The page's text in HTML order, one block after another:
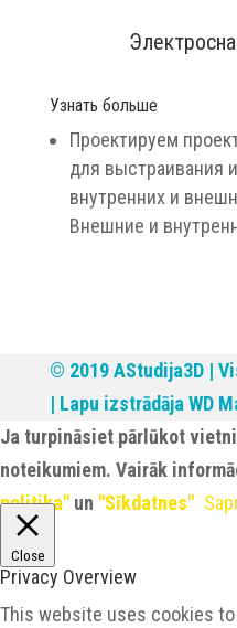
Узнать больше
Проектируем
для выстраивания
внутренних и
Внешние и
© 2019 AStudija3D |
| Lapu izstrādājaWD
Ja turpināsiet pārlūkot
noteikumiem. Vairāk
politika" un "Sīkdatnes"
Close
Privacy Overview
This website uses cookies